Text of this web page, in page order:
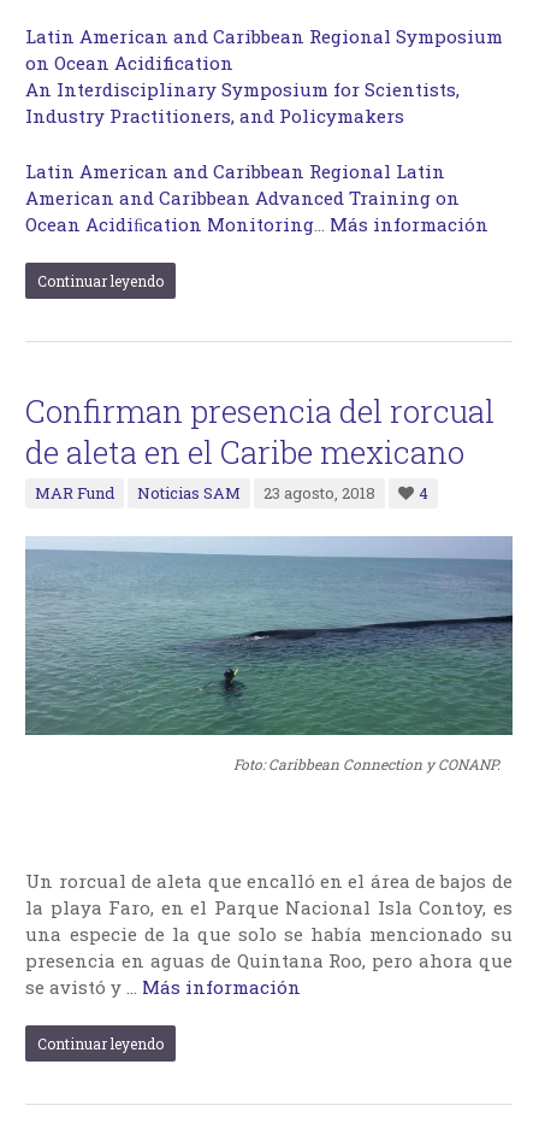
Latin American and Caribbean Regional Symposium
on Ocean Acidification
An Interdisciplinary Symposium for Scientists,
Industry Practitioners, and Policymakers
Latin American and Caribbean Regional Latin
American and Caribbean Advanced Training on
Ocean Acidiﬁcation Monitoring
Más información
Continuar leyendo
Confirman presencia del rorcual
de aleta en el Caribe mexicano
MAR Fund Noticias SAM 23 agosto, 2018 4
Foto: Caribbean Connection y CONANP.
Un rorcual de aleta que encalló en el área de bajos de
la playa Faro, en el Parque Nacional Isla Contoy, es
una especie de la que solo se había mencionado su
presencia en aguas de Quintana Roo, pero ahora que
se avistó y … Más información
Continuar leyendo